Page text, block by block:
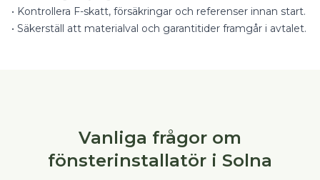
• Kontrollera F-skatt, försäkringar och referenser innan start.
• Säkerställ att materialval och garantitider framgår i avtalet.
Vanliga frågor om
fönsterinstallatör i Solna